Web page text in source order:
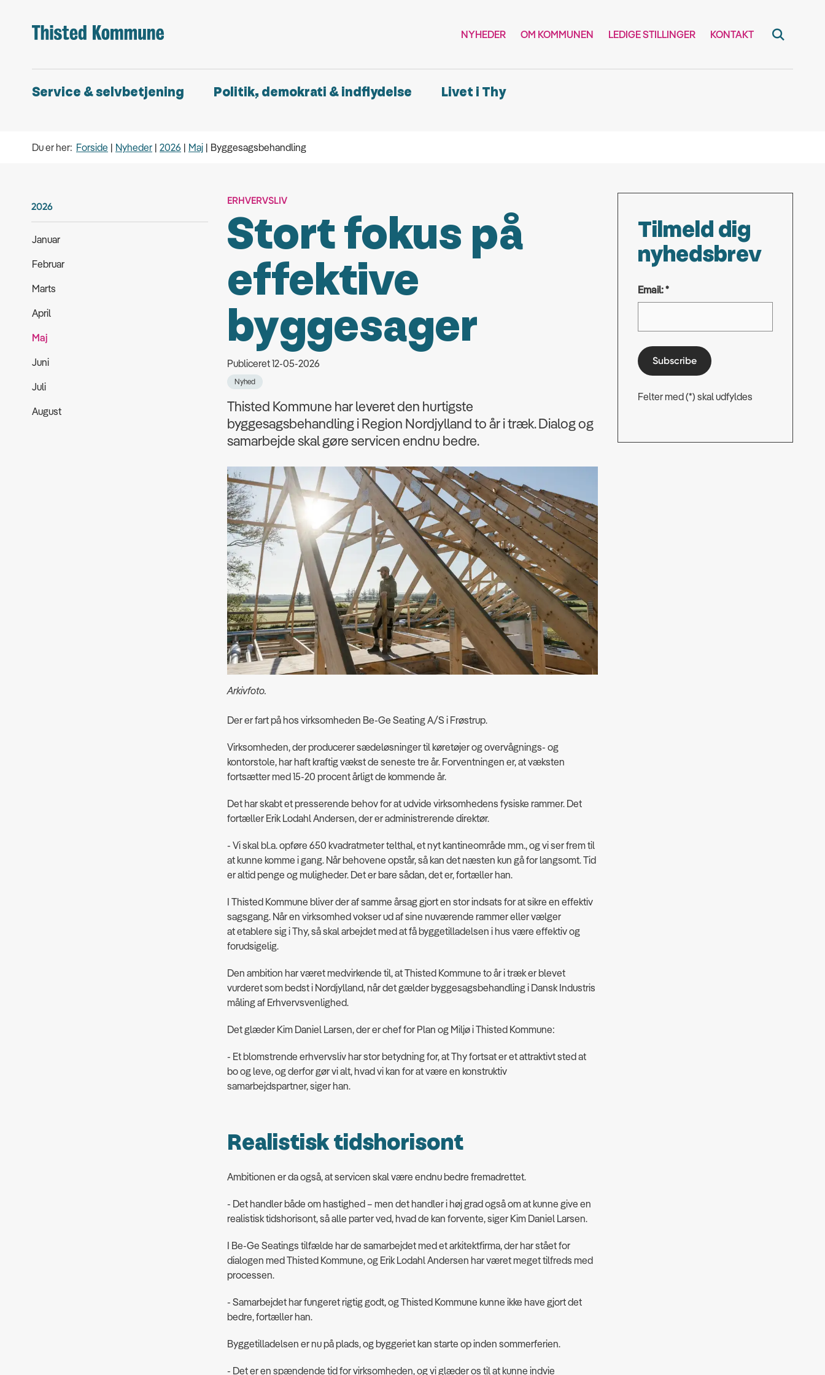
NYHEDER OM KOMMUNEN LEDIGE STILLINGER KONTAKT
Service & selvbetjening Politik, demokrati & indflydelse Livet i Thy
Du er her: Forside Nyheder 2026 Maj Byggesagsbehandling
2026
Januar
Februar
Marts
April
Maj
Juni
Juli
August
ERHVERVSLIV
Stort fokus på
effektive
byggesager
Publiceret 12-05-2026
Nyhed
Thisted Kommune har leveret den hurtigste
byggesagsbehandling i Region Nordjylland to år i træk. Dialog og
samarbejde skal gøre servicen endnu bedre.
Arkivfoto.
Der er fart på hos virksomheden Be-Ge Seating A/S i Frøstrup.
Virksomheden, der producerer sædeløsninger til køretøjer og overvågnings- og
kontorstole, har haft kraftig vækst de seneste tre år. Forventningen er, at væksten
fortsætter med 15-20 procent årligt de kommende år.
Det har skabt et presserende behov for at udvide virksomhedens fysiske rammer. Det
fortæller Erik Lodahl Andersen, der er administrerende direktør.
- Vi skal bl.a. opføre 650 kvadratmeter telthal, et nyt kantineområde mm., og vi ser frem til
at kunne komme i gang. Når behovene opstår, så kan det næsten kun gå for langsomt. Tid
er altid penge og muligheder. Det er bare sådan, det er, fortæller han.
I Thisted Kommune bliver der af samme årsag gjort en stor indsats for at sikre en effektiv
sagsgang. Når en virksomhed vokser ud af sine nuværende rammer eller vælger
at etablere sig i Thy, så skal arbejdet med at få byggetilladelsen i hus være effektiv og
forudsigelig.
Den ambition har været medvirkende til, at Thisted Kommune to år i træk er blevet
vurderet som bedst i Nordjylland, når det gælder byggesagsbehandling i Dansk Industris
måling af Erhvervsvenlighed.
Det glæder Kim Daniel Larsen, der er chef for Plan og Miljø i Thisted Kommune:
- Et blomstrende erhvervsliv har stor betydning for, at Thy fortsat er et attraktivt sted at
bo og leve, og derfor gør vi alt, hvad vi kan for at være en konstruktiv
samarbejdspartner, siger han.
Realistisk tidshorisont
Ambitionen er da også, at servicen skal være endnu bedre fremadrettet.
- Det handler både om hastighed – men det handler i høj grad også om at kunne give en
realistisk tidshorisont, så alle parter ved, hvad de kan forvente, siger Kim Daniel Larsen.
I Be-Ge Seatings tilfælde har de samarbejdet med et arkitektfirma, der har stået for
dialogen med Thisted Kommune, og Erik Lodahl Andersen har været meget tilfreds med
processen.
- Samarbejdet har fungeret rigtig godt, og Thisted Kommune kunne ikke have gjort det
bedre, fortæller han.
Byggetilladelsen er nu på plads, og byggeriet kan starte op inden sommerferien.
- Det er en spændende tid for virksomheden, og vi glæder os til at kunne indvie
Tilmeld dig
nyhedsbrev
Email: *
Subscribe
Felter med (*) skal udfyldes